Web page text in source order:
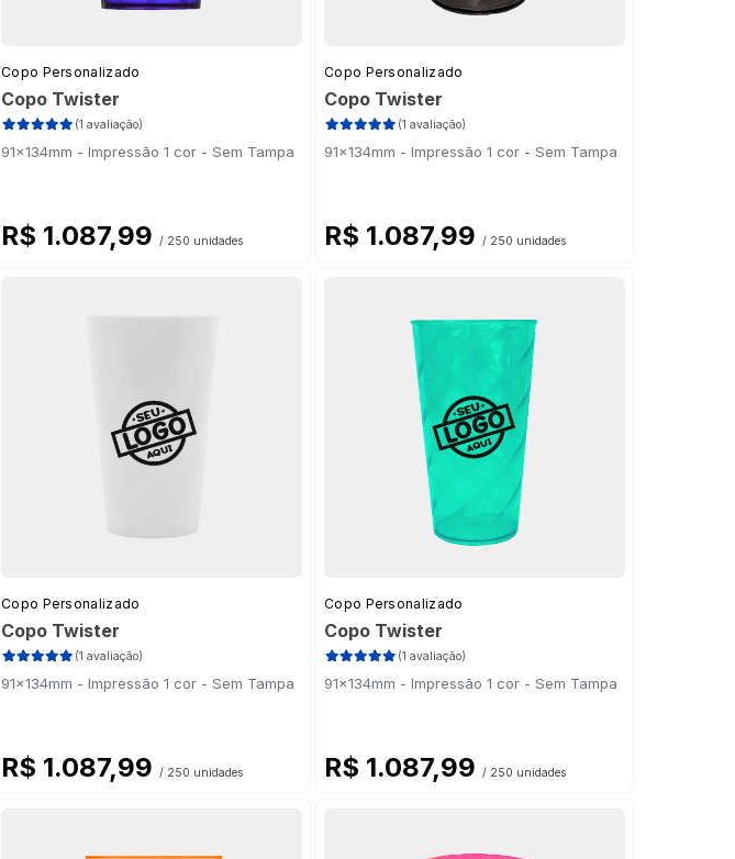
Copo Personalizado
Copo Twister
(1 avaliação)
91x134mm - Impressão 1 cor - Sem Tampa
R$ 1.087,99 / 250 unidades
Copo Personalizado
Copo Twister
(1 avaliação)
91x134mm - Impressão 1 cor - Sem Tampa
R$ 1.087,99 / 250 unidades
Copo Personalizado
Copo Twister
(1 avaliação)
91x134mm - Impressão 1 cor - Sem Tampa
R$ 1.087,99 / 250 unidades
Copo Personalizado
Copo Twister
(1 avaliação)
91x134mm - Impressão 1 cor - Sem Tampa
R$ 1.087,99 / 250 unidades